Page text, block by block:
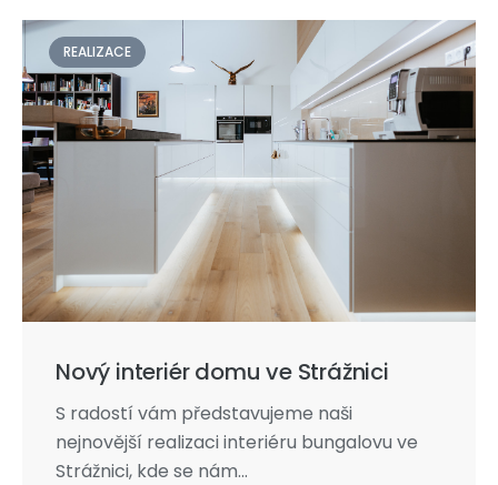
REALIZACE
Nový interiér domu ve Strážnici
S radostí vám představujeme naši
nejnovější realizaci interiéru bungalovu ve
Strážnici, kde se nám...